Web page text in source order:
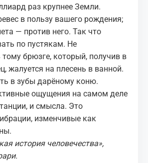
раз крупнее Земли.
в пользу вашего рождения;
— против него. Так что
по пустякам. Не
тому брюзге, который, получив в
жалуется на плесень в ванной.
в зубы дарёному коню.
ощущения на самом деле
и смысла. Это
изменчивые как
история человечества»,